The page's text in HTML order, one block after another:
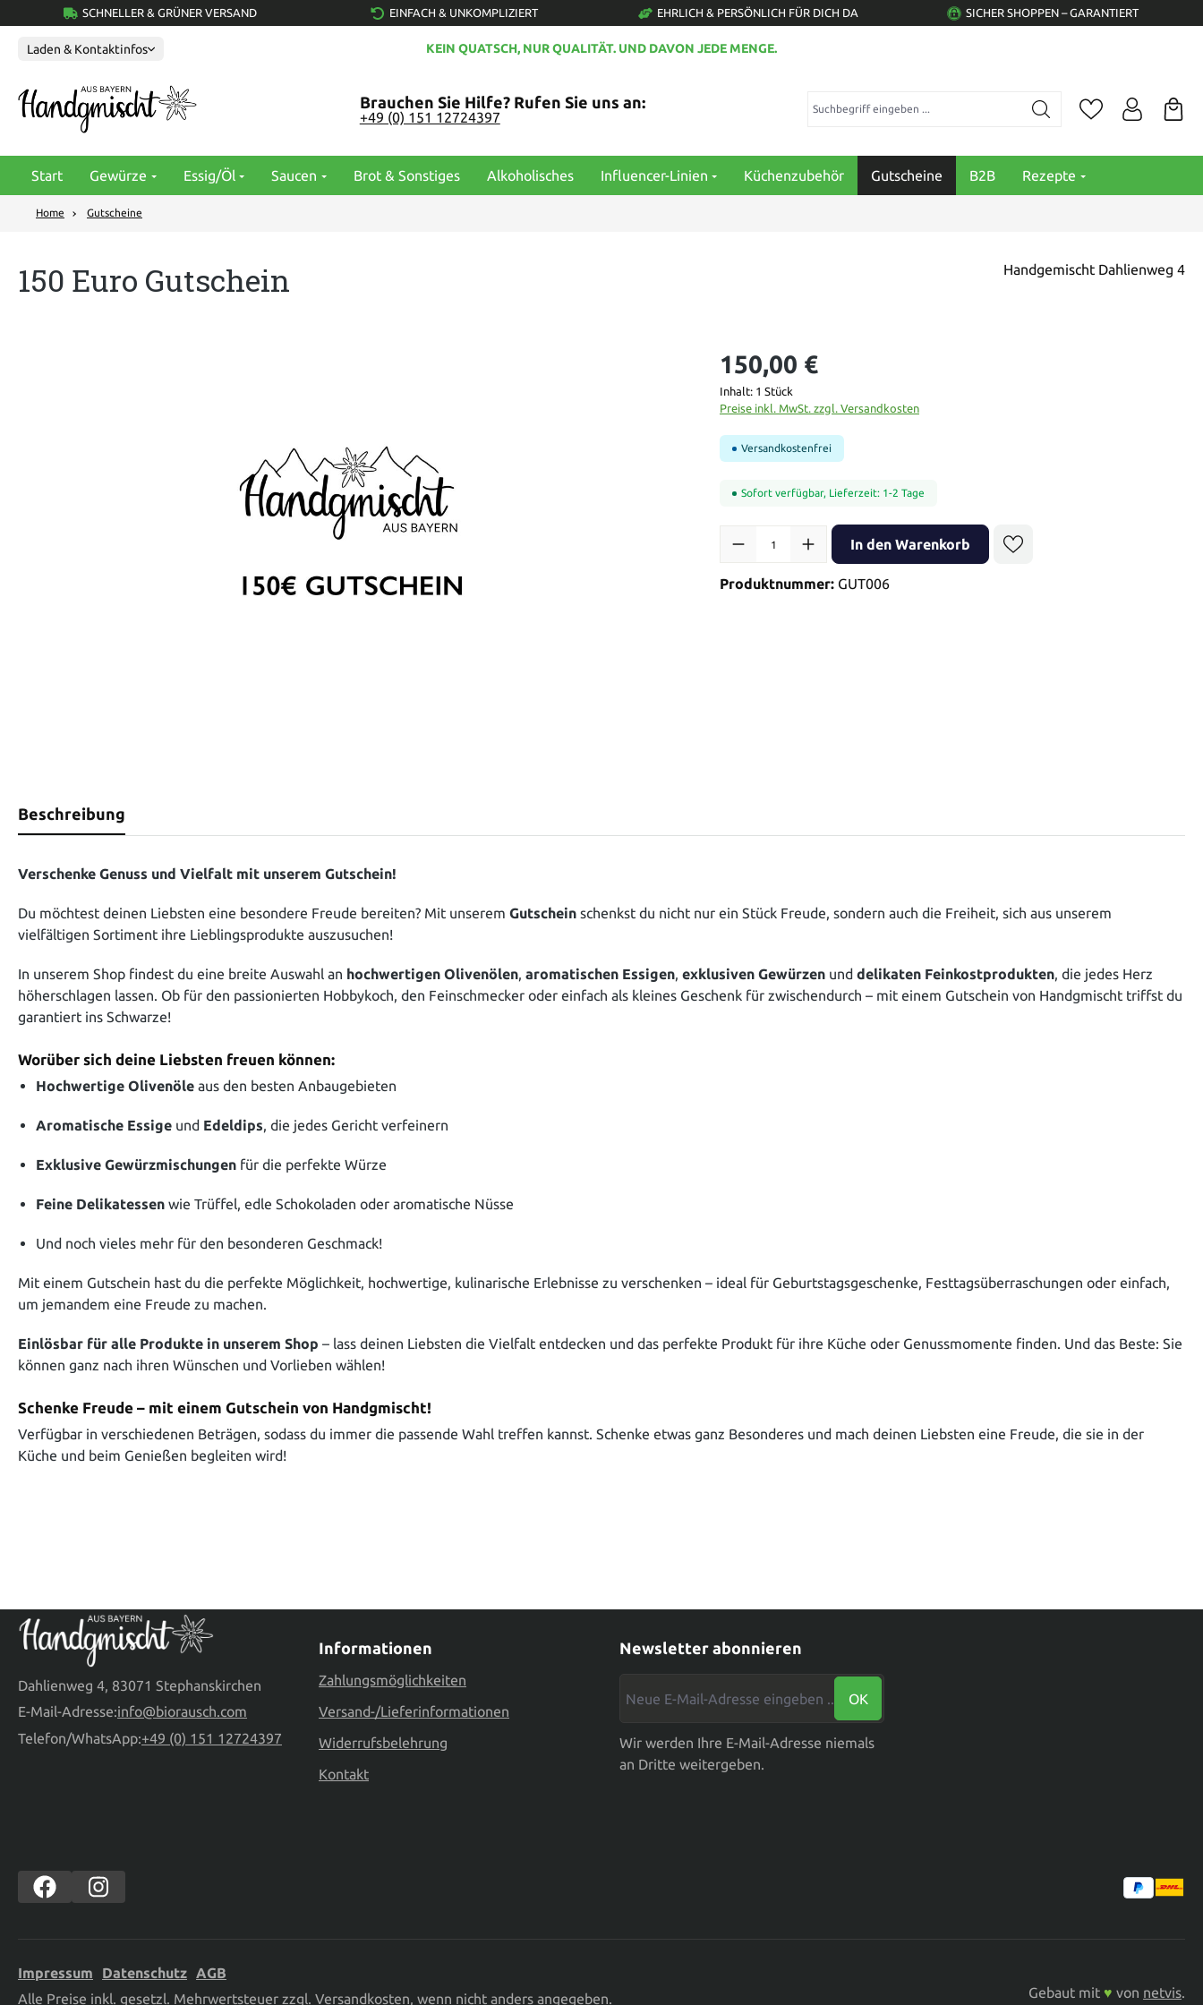
Zur Hauptnavigation springen
SCHNELLER & GRÜNER VERSAND EINFACH & UNKOMPLIZIERT EHRLICH & PERSÖNLICH FÜR DICH DA SICHER SHOPPEN – GARANTIERT
Laden & Kontaktinfos KEIN QUATSCH, NUR QUALITÄT. UND DAVON JEDE MENGE.
Brauchen Sie Hilfe? Rufen Sie uns an:
+49 (0) 151 12724397
Suchbegriff eingeben ...
Start Gewürze Essig/Öl Saucen Brot & Sonstiges Alkoholisches Influencer-Linien Küchenzubehör Gutscheine B2B Rezepte
Home Gutscheine
150 Euro Gutschein Handgemischt Dahlienweg 4
150,00 €
Inhalt: 1 Stück
Preise inkl. MwSt. zzgl. Versandkosten
Versandkostenfrei
Sofort verfügbar, Lieferzeit: 1-2 Tage
Produkt Anzahl: Gib den gewünschten Wert ein oder benutze die
In den Warenkorb
Produktnummer: GUT006
Beschreibung
Verschenke Genuss und Vielfalt mit unserem Gutschein!
Du möchtest deinen Liebsten eine besondere Freude bereiten? Mit unserem Gutschein schenkst du nicht nur ein Stück Freude, sondern auch die Freiheit, sich aus unserem
vielfältigen Sortiment ihre Lieblingsprodukte auszusuchen!
In unserem Shop findest du eine breite Auswahl an hochwertigen Olivenölen, aromatischen Essigen, exklusiven Gewürzen und delikaten Feinkostprodukten, die jedes Herz
höherschlagen lassen. Ob für den passionierten Hobbykoch, den Feinschmecker oder einfach als kleines Geschenk für zwischendurch – mit einem Gutschein von Handgmischt triffst du
garantiert ins Schwarze!
Worüber sich deine Liebsten freuen können:
Hochwertige Olivenöle aus den besten Anbaugebieten
Aromatische Essige und Edeldips, die jedes Gericht verfeinern
Exklusive Gewürzmischungen für die perfekte Würze
Feine Delikatessen wie Trüffel, edle Schokoladen oder aromatische Nüsse
Und noch vieles mehr für den besonderen Geschmack!
Mit einem Gutschein hast du die perfekte Möglichkeit, hochwertige, kulinarische Erlebnisse zu verschenken – ideal für Geburtstagsgeschenke, Festtagsüberraschungen oder einfach,
um jemandem eine Freude zu machen.
Einlösbar für alle Produkte in unserem Shop – lass deinen Liebsten die Vielfalt entdecken und das perfekte Produkt für ihre Küche oder Genussmomente finden. Und das Beste: Sie
können ganz nach ihren Wünschen und Vorlieben wählen!
Schenke Freude – mit einem Gutschein von Handgmischt!
Verfügbar in verschiedenen Beträgen, sodass du immer die passende Wahl treffen kannst. Schenke etwas ganz Besonderes und mach deinen Liebsten eine Freude, die sie in der
Küche und beim Genießen begleiten wird!
Dahlienweg 4, 83071 Stephanskirchen
E-Mail-Adresse:info@biorausch.com
Telefon/WhatsApp:+49 (0) 151 12724397
Informationen
Zahlungsmöglichkeiten
Versand-/Lieferinformationen
Widerrufsbelehrung
Kontakt
Newsletter abonnieren
Neue E-Mail-Adresse eingeben ...*
OK
Wir werden Ihre E-Mail-Adresse niemals
an Dritte weitergeben.
Impressum Datenschutz AGB
Alle Preise inkl. gesetzl. Mehrwertsteuer zzgl. Versandkosten, wenn nicht anders angegeben. Gebaut mit ♥ von netvis.